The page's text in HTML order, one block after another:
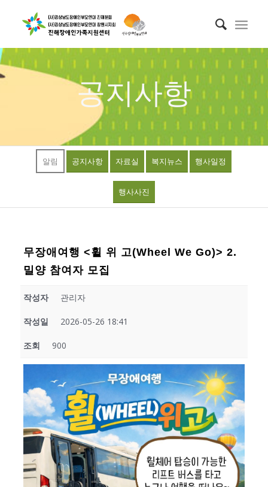
공지사항
알림 공지사항 자료실 복지뉴스 행사일정
행사사진
무장애여행 <휠 위 고(Wheel We Go)> 2.
밀양 참여자 모집
작성자 관리자
작성일 2026-05-26 18:41
조회 900